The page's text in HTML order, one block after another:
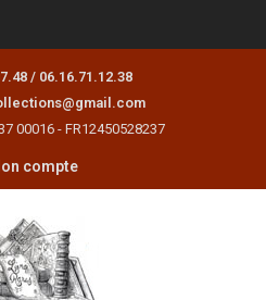
/ 06.16.71.12.38
00016 - FR12450528237
compte